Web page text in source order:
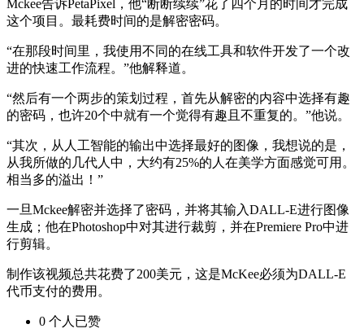
Mckee告诉PetaPixel，他“断断续续”花了四个月的时间才完成
这个项目。最耗费时间的是解密密码。
“在那段时间里，我使用不同的在线工具和软件开发了一个改
进的快速工作流程。”他解释道。
“然后有一个两步的策划过程，首先从解密的内容中选择有趣
的密码，也许20个中就有一个觉得有趣且不重复的。”他说。
“其次，从人工智能的输出中选择最好的图像，我想说的是，
从我所做的几代人中，大约有25%的人在美学方面感觉可用。
相当多的溢出！”
一旦Mckee解密并选择了密码，并将其输入DALL-E进行图像
生成；他在Photoshop中对其进行裁剪，并在Premiere Pro中进
行剪辑。
制作该视频总共花费了200美元，这是McKee必须为DALL-E
代币支付的费用。
0 个人 已赞